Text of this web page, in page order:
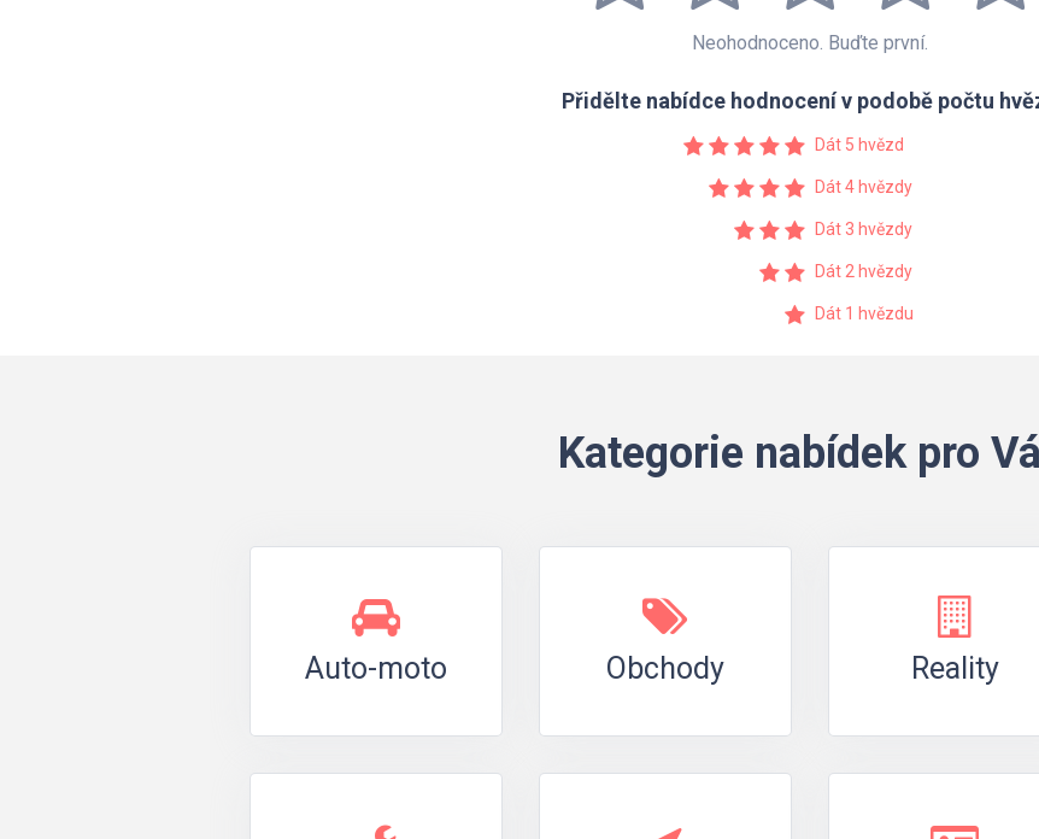
Neohodnoceno. Buďte první.
Přidělte nabídce hodnocení v podobě počtu
Dát 5 hvězd
Dát 4 hvězdy
Dát 3 hvězdy
Dát 2 hvězdy
Dát 1 hvězdu
Kategorie nabídek pro
Auto-moto Obchody Reality